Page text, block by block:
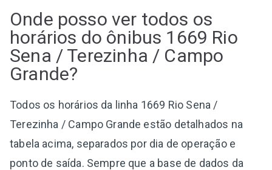
Onde posso ver todos os
horários do ônibus 1669 Rio
Sena / Terezinha / Campo
Grande?
Todos os horários da linha 1669 Rio Sena /
Terezinha / Campo Grande estão detalhados na
tabela acima, separados por dia de operação e
ponto de saída. Sempre que a base de dados da